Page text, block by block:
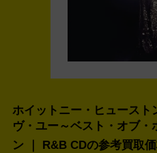
ホイットニー・ヒュースト
ヴ・ユー～ベスト・オブ・
ン ｜ R&B CDの参考買取